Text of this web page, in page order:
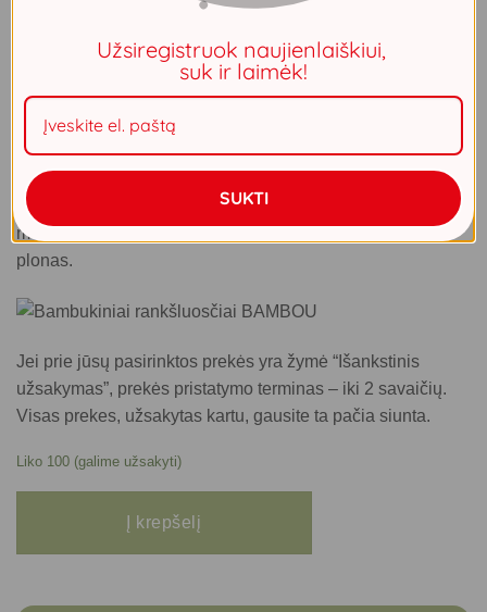
Ieškote švelnių ir ilgaamžių rankšluosčių? Atraskite
BAMBOU kolekciją: pagaminta iš 100% bambuko,
dekoruota 100% medvilnės juostele. JOKIOS sintetikos!
Rankšluosčių tankis visai nemažas, bet, kadangi
bambukinis siūlas yra gerokai plonesnis ir glotnesnis nei
medvilninis, pats rankšluostis atrodo lengvas ir gana
plonas.
Jei prie jūsų pasirinktos prekės yra žymė “Išankstinis
užsakymas”, prekės pristatymo terminas – iki 2 savaičių.
Visas prekes, užsakytas kartu, gausite ta pačia siunta.
Liko 100 (galime užsakyti)
Į krepšelį
Užsiregistruok naujienlaiškiui,
suk ir laimėk!
SUKTI